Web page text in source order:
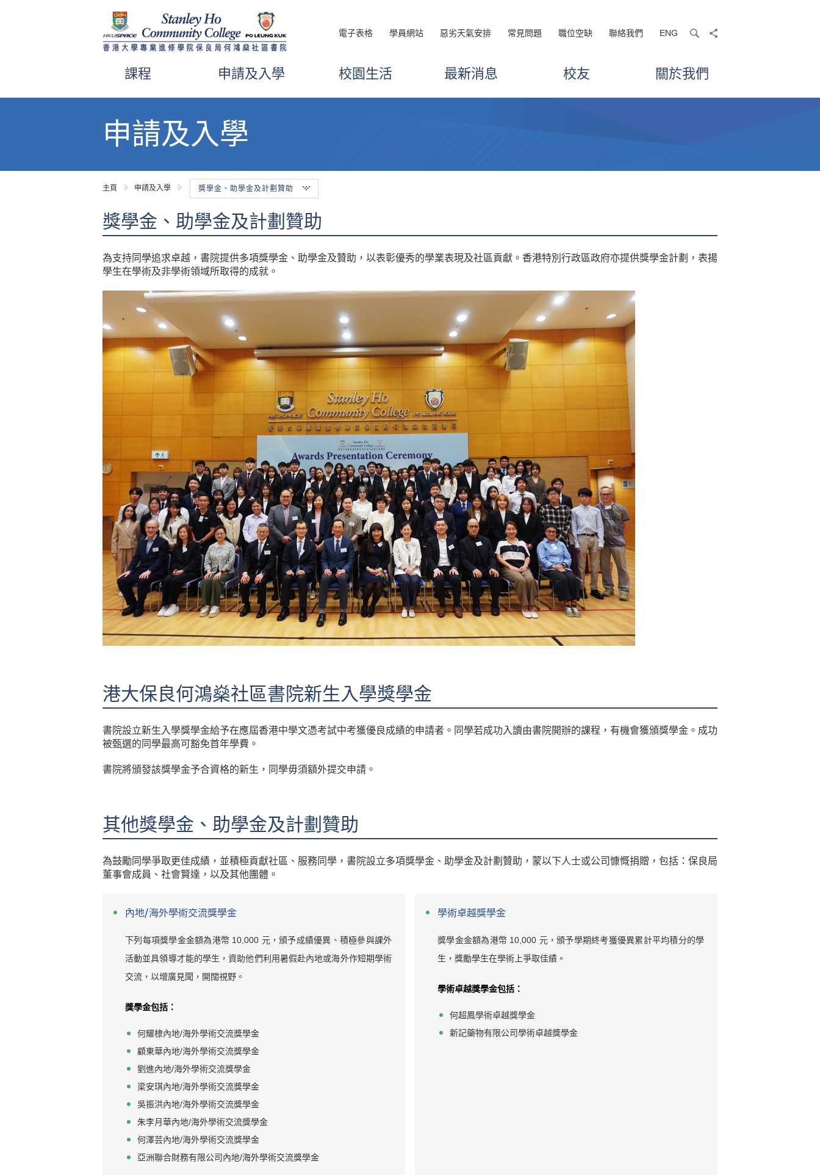
電子表格 學員網站 惡劣天氣安排 常見問題 職位空缺 聯絡我們 ENG searchshare
課程 申請及入學 校園生活 最新消息 校友 關於我們
申請及入學
主頁 申請及入學 獎學金、助學金及計劃贊助
獎學金、助學金及計劃贊助
為支持同學追求卓越，書院提供多項獎學金、助學金及贊助，以表彰優秀的學業表現及社區貢獻。香港特別行政區政府亦提供獎學金計劃，表揚
學生在學術及非學術領域所取得的成就。
港大保良何鴻燊社區書院新生入學獎學金
書院設立新生入學獎學金給予在應屆香港中學文憑考試中考獲優良成績的申請者。同學若成功入讀由書院開辦的課程，有機會獲頒獎學金。成功
被甄選的同學最高可豁免首年學費。
書院將頒發該獎學金予合資格的新生，同學毋須額外提交申請。
其他獎學金、助學金及計劃贊助
為鼓勵同學爭取更佳成績，並積極貢獻社區、服務同學，書院設立多項獎學金、助學金及計劃贊助，蒙以下人士或公司慷慨捐贈，包括：保良局
董事會成員、社會賢達，以及其他團體。
內地/海外學術交流獎學金
下列每項獎學金金額為港幣 10,000 元，頒予成績優異、積極參與課外
活動並具領導才能的學生，資助他們利用暑假赴內地或海外作短期學術
交流，以增廣見聞，開闊視野。
獎學金包括：
何耀棣內地/海外學術交流獎學金
顧東華內地/海外學術交流獎學金
劉進內地/海外學術交流獎學金
梁安琪內地/海外學術交流獎學金
吳振洪內地/海外學術交流獎學金
朱李月華內地/海外學術交流獎學金
何澤芸內地/海外學術交流獎學金
亞洲聯合財務有限公司內地/海外學術交流獎學金
學術卓越獎學金
獎學金金額為港幣 10,000 元，頒予學期終考獲優異累計平均積分的學
生，獎勵學生在學術上爭取佳績。
學術卓越獎學金包括：
何超鳳學術卓越獎學金
新記藥物有限公司學術卓越獎學金